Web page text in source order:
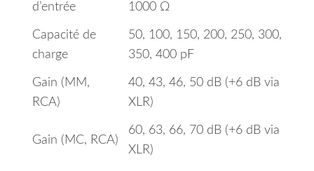
d’entrée
1000 Ω
Capacité de
charge
50, 100, 150, 200, 250, 300,
350, 400 pF
Gain (MM,
RCA)
40, 43, 46, 50 dB (+6 dB via
XLR)
Gain (MC, RCA)
60, 63, 66, 70 dB (+6 dB via
XLR)